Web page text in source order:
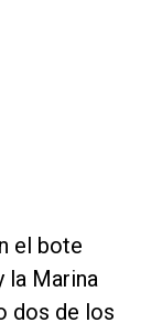
el bote
la Marina
dos de los